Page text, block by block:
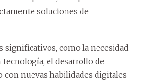
soluciones de
significativos, como la necesidad
el desarrollo de
con nuevas habilidades digitales